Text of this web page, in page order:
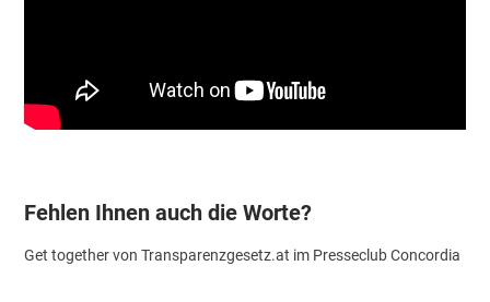
Fehlen Ihnen auch die Worte?
Get together von Transparenzgesetz.at im Presseclub Concordia